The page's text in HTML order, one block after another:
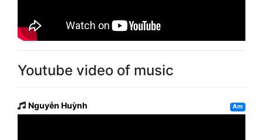
Youtube video of music
Nguyễn Huỳnh Am